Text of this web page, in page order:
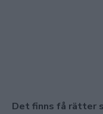
Det finns få rätter